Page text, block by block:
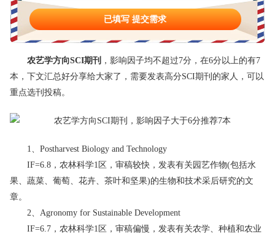
已填写 提交需求
农艺学方向SCI期刊 ，影响因子均不超过7分，在6分以上的有7
本，下文汇总好分享给大家了，需要发表高分SCI期刊的家人，可以
重点选刊投稿。
1、Postharvest Biology and Technology
IF=6.8，农林科学1区，审稿较快，发表有关园艺作物(包括水
果、蔬菜、葡萄、花卉、茶叶和坚果)的生物和技术采后研究的文
章。
2、Agronomy for Sustainable Development
IF=6.7，农林科学1区，审稿偏慢，发表有关农学、种植和农业